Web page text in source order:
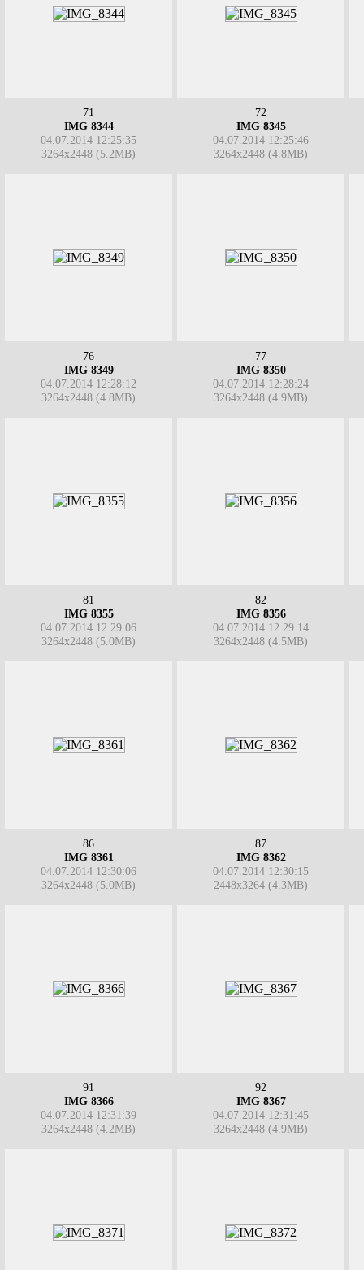
71
IMG 8344
04.07.2014 12:25:35
3264x2448 (5.2MB)
72
IMG 8345
04.07.2014 12:25:46
3264x2448 (4.8MB)
76
IMG 8349
04.07.2014 12:28:12
3264x2448 (4.8MB)
77
IMG 8350
04.07.2014 12:28:24
3264x2448 (4.9MB)
81
IMG 8355
04.07.2014 12:29:06
3264x2448 (5.0MB)
82
IMG 8356
04.07.2014 12:29:14
3264x2448 (4.5MB)
86
IMG 8361
04.07.2014 12:30:06
3264x2448 (5.0MB)
87
IMG 8362
04.07.2014 12:30:15
2448x3264 (4.3MB)
91
IMG 8366
04.07.2014 12:31:39
3264x2448 (4.2MB)
92
IMG 8367
04.07.2014 12:31:45
3264x2448 (4.9MB)